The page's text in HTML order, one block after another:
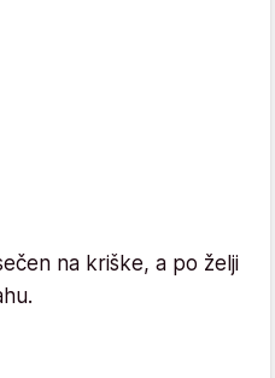
na kriške, a po želji